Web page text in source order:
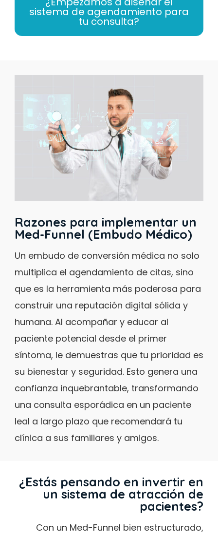
sistema de agendamiento para
tu consulta?
Razones para implementar un
Med-Funnel (Embudo Médico)
Un embudo de conversión médica no solo
multiplica el agendamiento de citas, sino
que es la herramienta más poderosa para
construir una reputación digital sólida y
humana. Al acompañar y educar al
paciente potencial desde el primer
síntoma, le demuestras que tu prioridad es
su bienestar y seguridad. Esto genera una
confianza inquebrantable, transformando
una consulta esporádica en un paciente
leal a largo plazo que recomendará tu
clínica a sus familiares y amigos.
¿Estás pensando en invertir en
un sistema de atracción de
pacientes?
Con un Med-Funnel bien estructurado,